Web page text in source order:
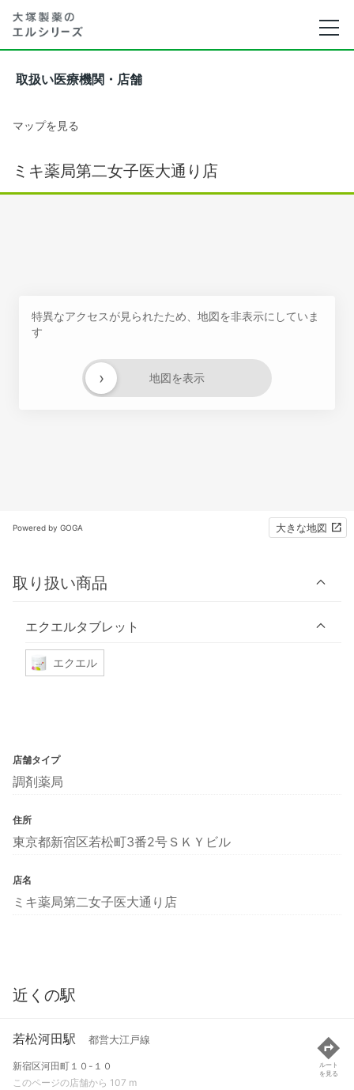
取扱い医療機関・店舗
マップを見る
ミキ薬局第二女子医大通り店
特異なアクセスが見られたため、地図を非表示にしていま
す
地図を表示
›
Powered by GOGA 大きな地図
取り扱い商品
エクエルタブレット
エクエル
店舗タイプ
調剤薬局
住所
東京都新宿区若松町3番2号ＳＫＹビル
店名
ミキ薬局第二女子医大通り店
近くの駅
若松河田駅 都営大江戸線
新宿区河田町１０-１０
このページの店舗から 107 m
ルート
を見る